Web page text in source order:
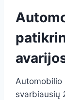
Automobilio
svarbiausių